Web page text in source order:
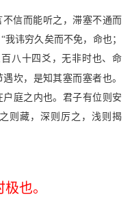
不信而能听之，滞塞不通而
讳穷久矣而不免，命也；
八十四爻，无非时也、命
遇坎，是知其塞而塞者也。
庭之内也。君子有位则安
则藏，深则厉之，浅则揭
也。